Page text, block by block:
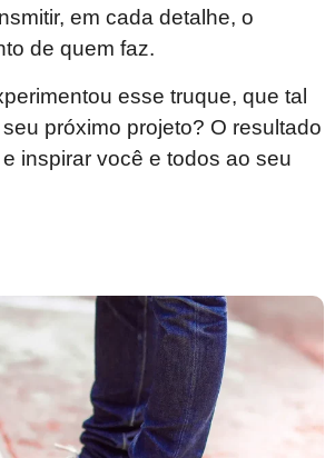
em cada detalhe, o
de quem faz.
esse truque, que tal
próximo projeto? O resultado
inspirar você e todos ao seu